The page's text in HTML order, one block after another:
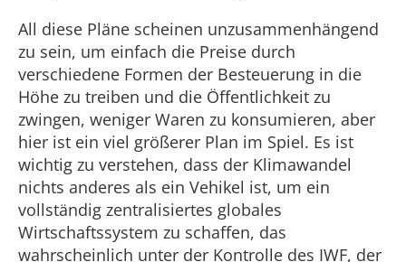
All diese Pläne scheinen unzusammenhängend
zu sein, um einfach die Preise durch
verschiedene Formen der Besteuerung in die
Höhe zu treiben und die Öffentlichkeit zu
zwingen, weniger Waren zu konsumieren, aber
hier ist ein viel größerer Plan im Spiel. Es ist
wichtig zu verstehen, dass der Klimawandel
nichts anderes als ein Vehikel ist, um ein
vollständig zentralisiertes globales
Wirtschaftssystem zu schaffen, das
wahrscheinlich unter der Kontrolle des IWF, der